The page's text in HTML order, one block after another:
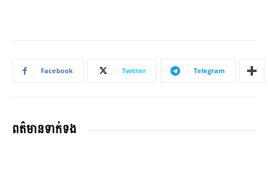
Facebook Twitter Telegram
ពត៌មានទាក់ទង